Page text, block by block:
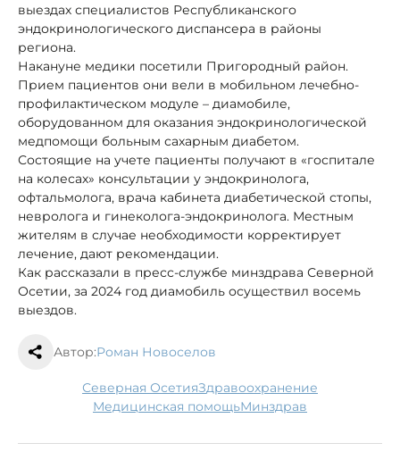
выездах специалистов Республиканского
эндокринологического диспансера в районы
региона.
Накануне медики посетили Пригородный район.
Прием пациентов они вели в мобильном лечебно-
профилактическом модуле – диамобиле,
оборудованном для оказания эндокринологической
медпомощи больным сахарным диабетом.
Состоящие на учете пациенты получают в «госпитале
на колесах» консультации у эндокринолога,
офтальмолога, врача кабинета диабетической стопы,
невролога и гинеколога-эндокринолога. Местным
жителям в случае необходимости корректирует
лечение, дают рекомендации.
Как рассказали в пресс-службе минздрава Северной
Осетии, за 2024 год диамобиль осуществил восемь
выездов.
Автор:Роман Новоселов
Северная Осетия здравоохранение
медицинская помощь
минздрав